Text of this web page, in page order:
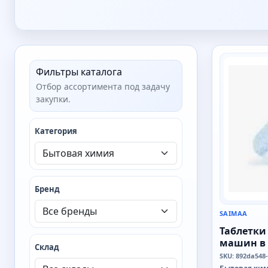
Фильтры каталога
Отбор ассортимента под задачу
закупки.
Категория
Бренд
Склад
SAIMAA
SAIMAA
машин в
SKU: